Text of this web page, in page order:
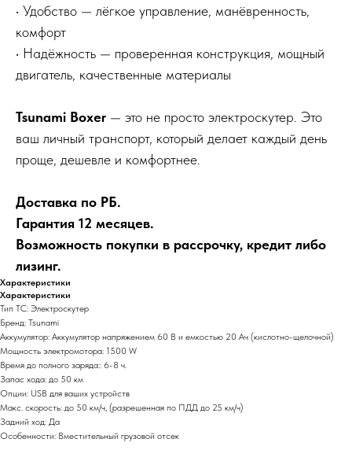
• Удобство — лёгкое управление, манёвренность,
комфорт
• Надёжность — проверенная конструкция, мощный
двигатель, качественные материалы
Tsunami Boxer — это не просто электроскутер. Это
ваш личный транспорт, который делает каждый день
проще, дешевле и комфортнее.
Доставка по РБ.
Гарантия 12 месяцев.
Возможность покупки в рассрочку, кредит либо
лизинг.
Характеристики
Характеристики
Тип ТС: Электроскутер
Бренд: Tsunami
Аккумулятор: Аккумулятор напряжением 60 В и емкостью 20 Ач (кислотно-щелочной)
Мощность электромотора: 1500 W
Время до полного заряда:: 6-8 ч.
Запас хода: до 50 км
Опции: USB для ваших устройств
Макс. скорость: до 50 км/ч, (разрешенная по ПДД до 25 км/ч)
Задний ход: Да
Особенности: Вместительный грузовой отсек